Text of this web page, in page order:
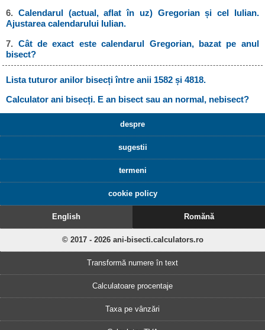
6. Calendarul (actual, aflat în uz) Gregorian și cel Iulian.
Ajustarea calendarului Iulian.
7. Cât de exact este calendarul Gregorian, bazat pe anul
bisect?
Lista tuturor anilor bisecți între anii 1582 și 4818.
Calculator ani bisecți. E an bisect sau an normal, nebisect?
despre
sugestii
termeni
cookie policy
English Romănă
© 2017 - 2026 ani-bisecti.calculators.ro
Transformă numere în text
Calculatoare procentaje
Taxa pe vânzări